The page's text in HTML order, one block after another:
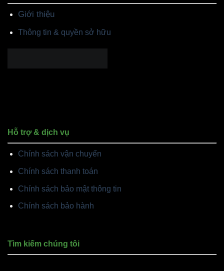
Giới thiệu
Thông tin & quyền sở hữu
Hỗ trợ & dịch vụ
Chính sách vận chuyển
Chính sách thanh toán
Chính sách bảo mật thông tin
Chính sách bảo hành
Tìm kiếm chúng tôi